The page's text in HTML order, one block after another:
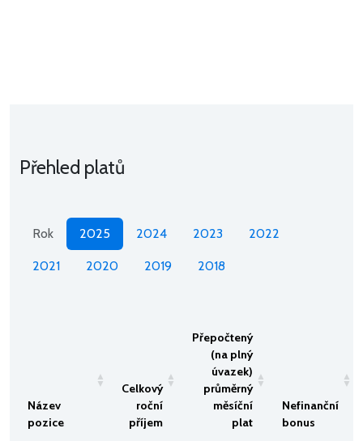
Přehled platů
Rok 2025 2024 2023 2022
2021 2020 2019 2018
Název
pozice
Celkový
roční
příjem
Přepočtený
(na plný
úvazek)
průměrný
měsíční
plat
Nefinanční
bonus